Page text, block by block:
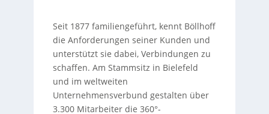
Seit 1877 familiengeführt, kennt Böllhoff
die Anforderungen seiner Kunden und
unterstützt sie dabei, Verbindungen zu
schaffen. Am Stammsitz in Bielefeld
und im weltweiten
Unternehmensverbund gestalten über
3.300 Mitarbeiter die 360°-